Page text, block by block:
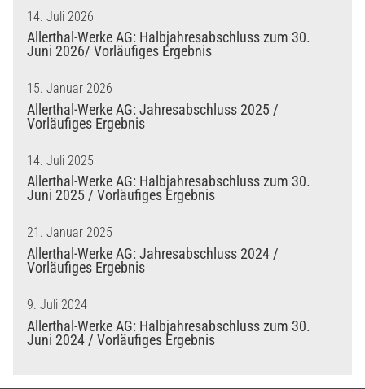
14. Juli 2026
Allerthal-Werke AG: Halbjahresabschluss zum 30.
Juni 2026/ Vorläufiges Ergebnis
15. Januar 2026
Allerthal-Werke AG: Jahresabschluss 2025 /
Vorläufiges Ergebnis
14. Juli 2025
Allerthal-Werke AG: Halbjahresabschluss zum 30.
Juni 2025 / Vorläufiges Ergebnis
21. Januar 2025
Allerthal-Werke AG: Jahresabschluss 2024 /
Vorläufiges Ergebnis
9. Juli 2024
Allerthal-Werke AG: Halbjahresabschluss zum 30.
Juni 2024 / Vorläufiges Ergebnis